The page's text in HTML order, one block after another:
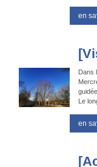
en
Dans
Le
en